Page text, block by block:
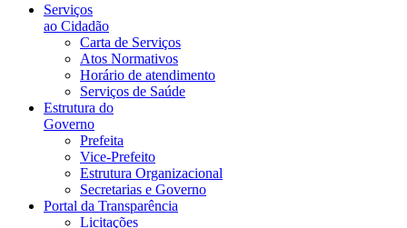
Serviços
ao Cidadão
Carta de Serviços
Atos Normativos
Horário de atendimento
Serviços de Saúde
Estrutura do
Governo
Prefeita
Vice-Prefeito
Estrutura Organizacional
Secretarias e Governo
Portal da Transparência
Licitações